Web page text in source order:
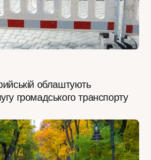
облаштують
громадського транспорту